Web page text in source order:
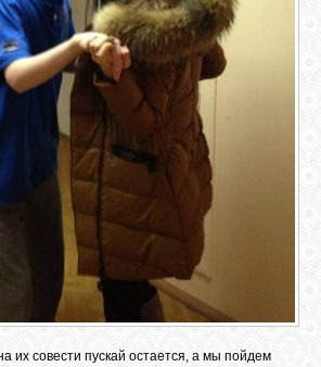
их совести пускай остается, а мы пойдем